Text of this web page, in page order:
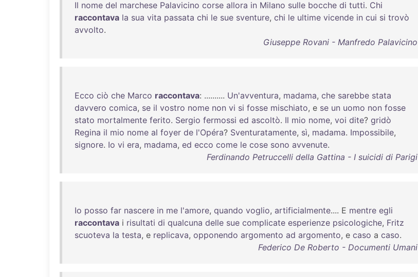
Il nome del marchese Palavicino corse allora in Milano sulle bocche di tutti. Chi
raccontava la sua vita passata chi le sue sventure, chi le ultime vicende in cui si trovò
avvolto.
Giuseppe Rovani - Manfredo Palavicino
Ecco ciò che Marco raccontava: .......... Un'avventura, madama, che sarebbe stata
davvero comica, se il vostro nome non vi si fosse mischiato, e se un uomo non fosse
stato mortalmente ferito. Sergio fermossi ed ascoltò. Il mio nome, voi dite? gridò
Regina il mio nome al foyer de l'Opéra? Sventuratamente, sì, madama. Impossibile,
signore. Io vi era, madama, ed ecco come le cose sono avvenute.
Ferdinando Petruccelli della Gattina - I suicidi di Parigi
Io posso far nascere in me l'amore, quando voglio, artificialmente.... E mentre egli
raccontava i risultati di qualcuna delle sue complicate esperienze psicologiche, Fritz
scuoteva la testa, e replicava, opponendo argomento ad argomento, e caso a caso.
Federico De Roberto - Documenti Umani